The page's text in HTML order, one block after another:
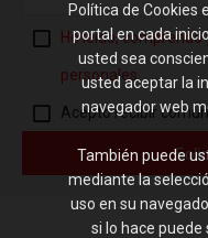
He leído,
personales.
Acepto recibir
Política de Cookies
portal en cada
usted sea
usted aceptar la
navegador web
También puede
mediante la
uso en su
si lo hace puede